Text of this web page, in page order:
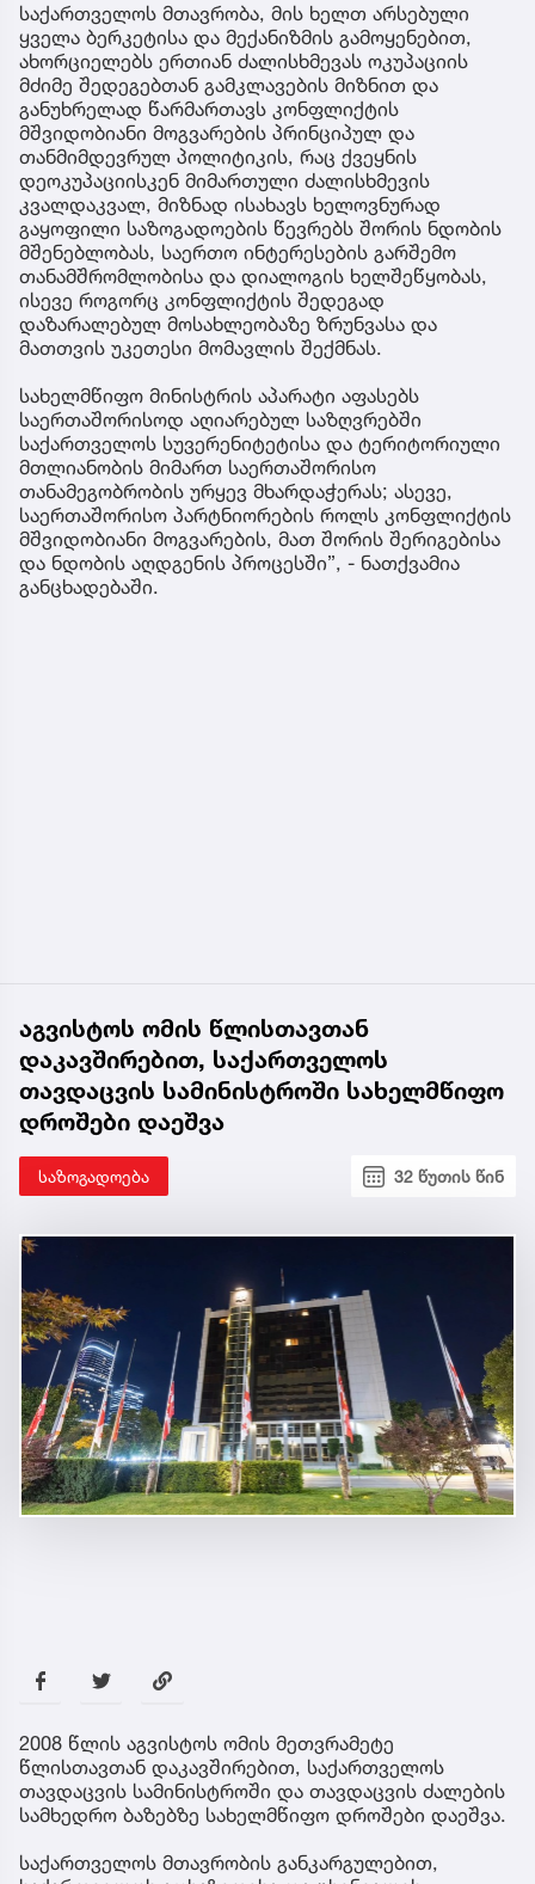
საქართველოს მთავრობა, მის ხელთ არსებული
ყველა ბერკეტისა და მექანიზმის გამოყენებით,
ახორციელებს ერთიან ძალისხმევას ოკუპაციის
მძიმე შედეგებთან გამკლავების მიზნით და
განუხრელად წარმართავს კონფლიქტის
მშვიდობიანი მოგვარების პრინციპულ და
თანმიმდევრულ პოლიტიკის, რაც ქვეყნის
დეოკუპაციისკენ მიმართული ძალისხმევის
კვალდაკვალ, მიზნად ისახავს ხელოვნურად
გაყოფილი საზოგადოების წევრებს შორის ნდობის
მშენებლობას, საერთო ინტერესების გარშემო
თანამშრომლობისა და დიალოგის ხელშეწყობას,
ისევე როგორც კონფლიქტის შედეგად
დაზარალებულ მოსახლეობაზე ზრუნვასა და
მათთვის უკეთესი მომავლის შექმნას.
სახელმწიფო მინისტრის აპარატი აფასებს
საერთაშორისოდ აღიარებულ საზღვრებში
საქართველოს სუვერენიტეტისა და ტერიტორიული
მთლიანობის მიმართ საერთაშორისო
თანამეგობრობის ურყევ მხარდაჭერას; ასევე,
საერთაშორისო პარტნიორების როლს კონფლიქტის
მშვიდობიანი მოგვარების, მათ შორის შერიგებისა
და ნდობის აღდგენის პროცესში”, - ნათქვამია
განცხადებაში.
აგვისტოს ომის წლისთავთან
დაკავშირებით, საქართველოს
თავდაცვის სამინისტროში სახელმწიფო
დროშები დაეშვა
საზოგადოება 32 წუთის წინ
2008 წლის აგვისტოს ომის მეთვრამეტე
წლისთავთან დაკავშირებით, საქართველოს
თავდაცვის სამინისტროში და თავდაცვის ძალების
სამხედრო ბაზებზე სახელმწიფო დროშები დაეშვა.
საქართველოს მთავრობის განკარგულებით,